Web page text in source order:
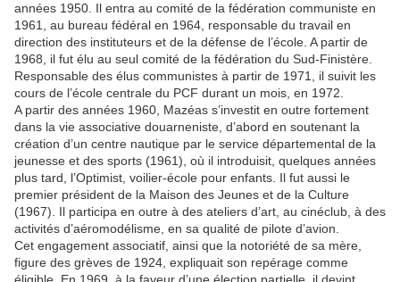
années 1950. Il entra au comité de la fédération communiste en
1961, au bureau fédéral en 1964, responsable du travail en
direction des instituteurs et de la défense de l’école. A partir de
1968, il fut élu au seul comité de la fédération du Sud-Finistère.
Responsable des élus communistes à partir de 1971, il suivit les
cours de l’école centrale du PCF durant un mois, en 1972.
A partir des années 1960, Mazéas s’investit en outre fortement
dans la vie associative douarneniste, d’abord en soutenant la
création d’un centre nautique par le service départemental de la
jeunesse et des sports (1961), où il introduisit, quelques années
plus tard, l’Optimist, voilier-école pour enfants. Il fut aussi le
premier président de la Maison des Jeunes et de la Culture
(1967). Il participa en outre à des ateliers d’art, au cinéclub, à des
activités d’aéromodélisme, en sa qualité de pilote d’avion.
Cet engagement associatif, ainsi que la notoriété de sa mère,
figure des grèves de 1924, expliquait son repérage comme